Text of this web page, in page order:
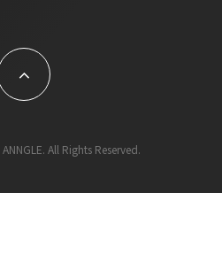
All Rights Reserved.